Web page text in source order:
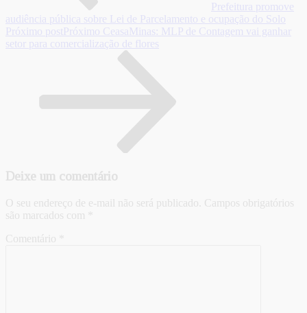
Prefeitura promove
audiência pública sobre Lei de Parcelamento e ocupação do Solo
Próximo post Próximo CeasaMinas: MLP de Contagem vai ganhar
setor para comercialização de flores
Deixe um comentário
O seu endereço de e-mail não será publicado. Campos obrigatórios
são marcados com
Comentário